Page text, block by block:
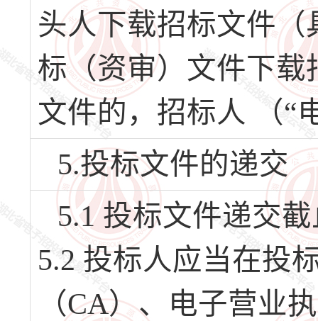
头人下载招标文件
标（资审）文件下载
文件的，招标人 （“
5.投标文件的递交
5.1 投标文件递交
5.2 投标人应当在投
（CA）、电子营业